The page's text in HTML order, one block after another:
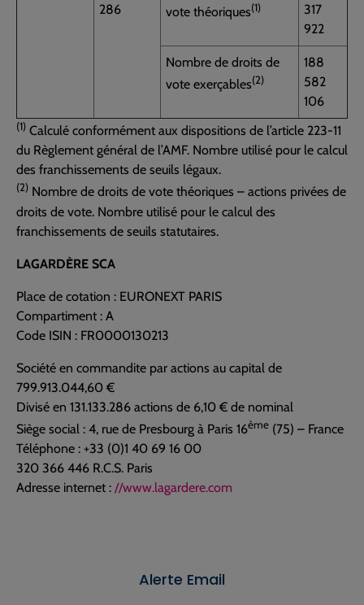
286
vote théoriques(1)
317
922
Nombre de droits de
vote exerçables(2)
188
582
106
(1) Calculé conformément aux dispositions de l’article 223-11
du Règlement général de l’AMF. Nombre utilisé pour le calcul
des franchissements de seuils légaux.
(2) Nombre de droits de vote théoriques – actions privées de
droits de vote. Nombre utilisé pour le calcul des
franchissements de seuils statutaires.
LAGARDÈRE SCA
Place de cotation : EURONEXT PARIS
Compartiment : A
Code ISIN : FR0000130213
Société en commandite par actions au capital de
799.913.044,60 €
Divisé en 131.133.286 actions de 6,10 € de nominal
Siège social : 4, rue de Presbourg à Paris 16ème (75) – France
Téléphone : +33 (0)1 40 69 16 00
320 366 446 R.C.S. Paris
Adresse internet : //www.lagardere.com
Alerte Email